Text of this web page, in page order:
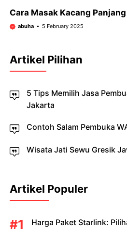
Cara Masak Kacang
abuha 5 February 2025
Artikel Pilihan
5 Tips Memilih Jasa
Jakarta
Contoh Salam Pembuka
Wisata Jati Sewu Gresik
Artikel Populer
Harga Paket Starlink: